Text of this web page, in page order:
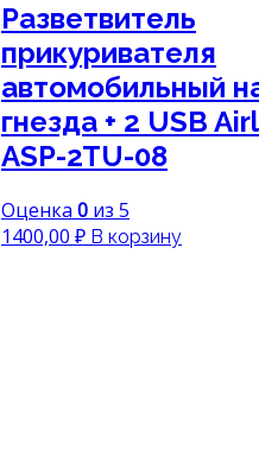
Разветвитель
прикуривателя
автомобильный
гнезда + 2 USB
ASP-2TU-08
Оценка 0 из 5
1400,00 ₽ В корзину